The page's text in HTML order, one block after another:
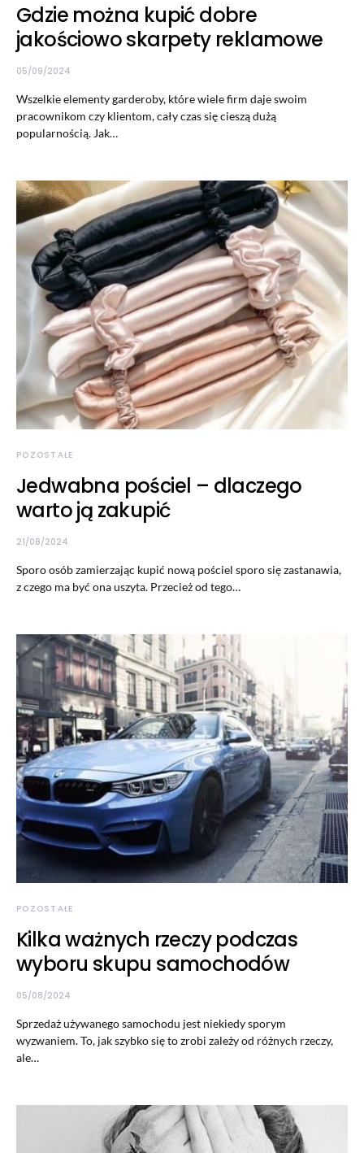
Gdzie można kupić dobre
jakościowo skarpety reklamowe
05/09/2024
Wszelkie elementy garderoby, które wiele firm daje swoim
pracownikom czy klientom, cały czas się cieszą dużą
popularnością. Jak…
POZOSTAŁE
Jedwabna pościel – dlaczego
warto ją zakupić
21/08/2024
Sporo osób zamierzając kupić nową pościel sporo się zastanawia,
z czego ma być ona uszyta. Przecież od tego…
POZOSTAŁE
Kilka ważnych rzeczy podczas
wyboru skupu samochodów
05/08/2024
Sprzedaż używanego samochodu jest niekiedy sporym
wyzwaniem. To, jak szybko się to zrobi zależy od różnych rzeczy,
ale…